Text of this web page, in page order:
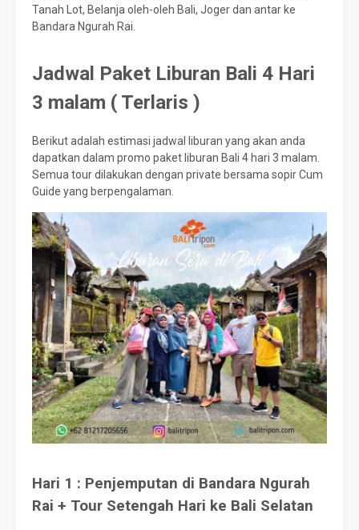
Tanah Lot, Belanja oleh-oleh Bali, Joger dan antar ke
Bandara Ngurah Rai.
Jadwal Paket Liburan Bali 4 Hari
3 malam ( Terlaris )
Berikut adalah estimasi jadwal liburan yang akan anda
dapatkan dalam promo paket liburan Bali 4 hari 3 malam.
Semua tour dilakukan dengan private bersama sopir Cum
Guide yang berpengalaman.
Hari 1 : Penjemputan di Bandara Ngurah
Rai + Tour Setengah Hari ke Bali Selatan